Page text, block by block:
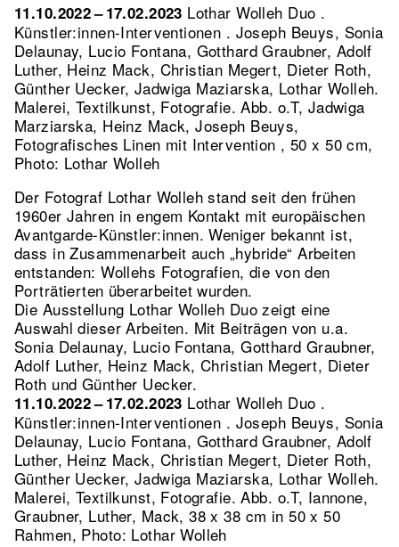
11.10.2022 – 17.02.2023 Lothar Wolleh Duo .
Künstler:innen-Interventionen . Joseph Beuys, Sonia
Delaunay, Lucio Fontana, Gotthard Graubner, Adolf
Luther, Heinz Mack, Christian Megert, Dieter Roth,
Günther Uecker, Jadwiga Maziarska, Lothar Wolleh.
Malerei, Textilkunst, Fotografie.Abb. o.T, Jadwiga
Marziarska, Heinz Mack, Joseph Beuys,
Fotografisches Linen mit Intervention , 50 x 50 cm,
Photo: Lothar Wolleh
Der Fotograf Lothar Wolleh stand seit den frühen
1960er Jahren in engem Kontakt mit europäischen
Avantgarde-Künstler:innen. Weniger bekannt ist,
dass in Zusammenarbeit auch „hybride“ Arbeiten
entstanden: Wollehs Fotografien, die von den
Porträtierten überarbeitet wurden.
Die Ausstellung Lothar Wolleh Duo zeigt eine
Auswahl dieser Arbeiten. Mit Beiträgen von u.a.
Sonia Delaunay, Lucio Fontana, Gotthard Graubner,
Adolf Luther, Heinz Mack, Christian Megert, Dieter
Roth und Günther Uecker.
11.10.2022 – 17.02.2023 Lothar Wolleh Duo .
Künstler:innen-Interventionen . Joseph Beuys, Sonia
Delaunay, Lucio Fontana, Gotthard Graubner, Adolf
Luther, Heinz Mack, Christian Megert, Dieter Roth,
Günther Uecker, Jadwiga Maziarska, Lothar Wolleh.
Malerei, Textilkunst, Fotografie.Abb. o.T, Iannone,
Graubner, Luther, Mack, 38 x 38 cm in 50 x 50
Rahmen, Photo: Lothar Wolleh